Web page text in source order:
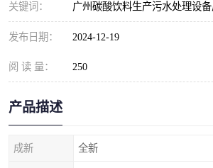
关键词： 广州碳酸饮料生产污水处理设
发布日期： 2024-12-19
阅 读 量： 250
产品描述
成新 全新